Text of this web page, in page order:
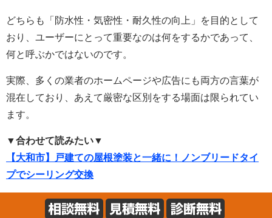
どちらも「防水性・気密性・耐久性の向上」を目的として
おり、ユーザーにとって重要なのは何をするかであって、
何と呼ぶかではないのです。
実際、多くの業者のホームページや広告にも両方の言葉が
混在しており、あえて厳密な区別をする場面は限られてい
ます。
▼合わせて読みたい▼
【大和市】戸建ての屋根塗装と一緒に！ノンブリードタイ
プでシーリング交換